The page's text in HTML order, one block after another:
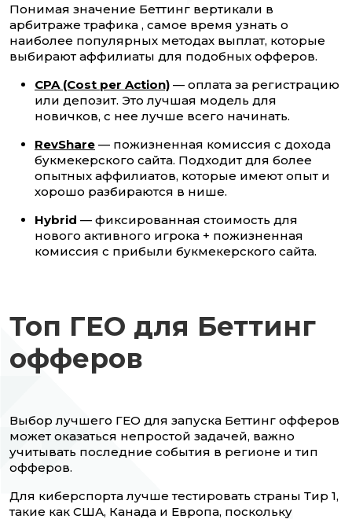
Понимая значение Беттинг вертикали в
арбитраже трафика , самое время узнать о
наиболее популярных методах выплат, которые
выбирают аффилиаты для подобных офферов.
CPA (Cost per Action) — оплата за регистрацию
или депозит. Это лучшая модель для
новичков, с нее лучше всего начинать.
RevShare — пожизненная комиссия с дохода
букмекерского сайта. Подходит для более
опытных аффилиатов, которые имеют опыт и
хорошо разбираются в нише.
Hybrid — фиксированная стоимость для
нового активного игрока + пожизненная
комиссия с прибыли букмекерского сайта.
Топ ГЕО для Беттинг
офферов
Выбор лучшего ГЕО для запуска Беттинг офферов
может оказаться непростой задачей, важно
учитывать последние события в регионе и тип
офферов.
Для киберспорта лучше тестировать страны Тир 1,
такие как США, Канада и Европа, поскольку